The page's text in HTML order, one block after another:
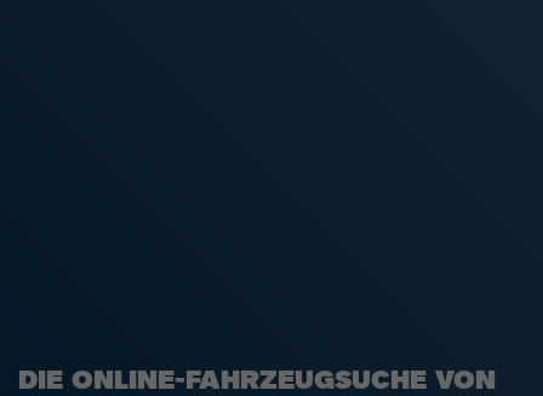
DIE ONLINE-FAHRZEUGSUCHE VON